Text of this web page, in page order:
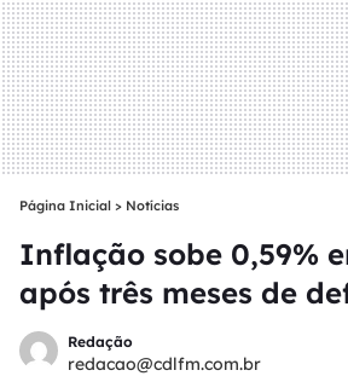
Página Inicial > Notícias
Inflação sobe 0,59%
após três meses de
Redação
redacao@cdlfm.com.br